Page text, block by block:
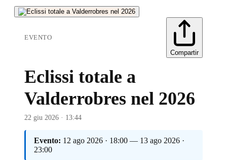
EVENTO
Compartir
Eclissi totale a
Valderrobres nel 2026
22 giu 2026 · 13:44
Evento: 12 ago 2026 · 18:00 — 13 ago 2026 ·
23:00